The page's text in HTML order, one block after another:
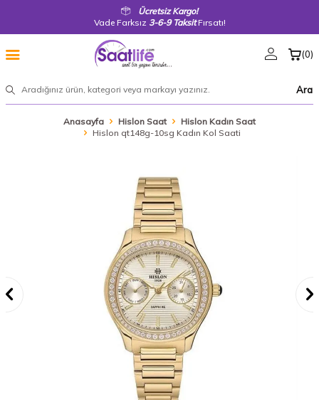
Ücretsiz Kargo!
Vade Farksız 3-6-9 TaksitFırsatı!
Ara
(0)
Anasayfa Hislon Saat
Hislon Kadın Saat
Hislon qt148g-10sg Kadın Kol Saati